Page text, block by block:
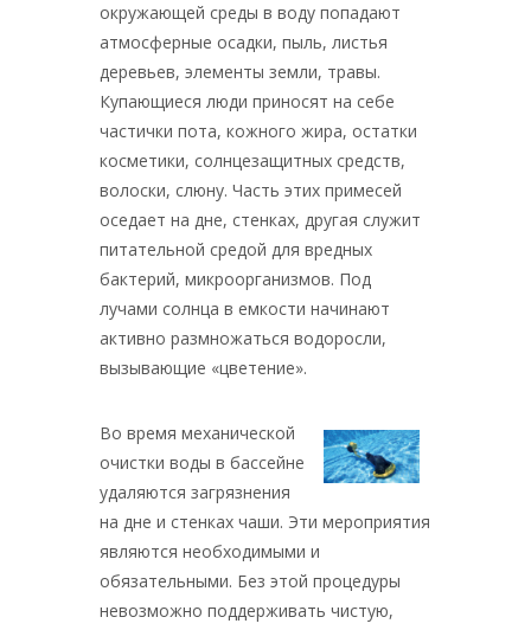
окружающей среды в воду попадают
атмосферные осадки, пыль, листья
деревьев, элементы земли, травы.
Купающиеся люди приносят на себе
частички пота, кожного жира, остатки
косметики, солнцезащитных средств,
волоски, слюну. Часть этих примесей
оседает на дне, стенках, другая служит
питательной средой для вредных
бактерий, микроорганизмов. Под
лучами солнца в емкости начинают
активно размножаться водоросли,
вызывающие «цветение».
Во время механической
очистки воды в бассейне
удаляются загрязнения
на дне и стенках чаши. Эти мероприятия
являются необходимыми и
обязательными. Без этой процедуры
невозможно поддерживать чистую,